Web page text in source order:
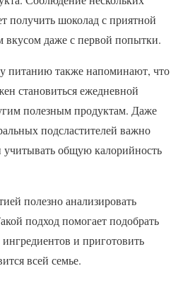
получить шоколад с приятной
даже с первой попытки.
питанию также напоминают, что
становиться ежедневной
полезным продуктам. Даже
подсластителей важно
учитывать общую калорийность
полезно анализировать
подход помогает подобрать
и приготовить
всей семье.